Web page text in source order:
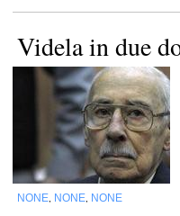
Videla in due
NONE NONE NONE